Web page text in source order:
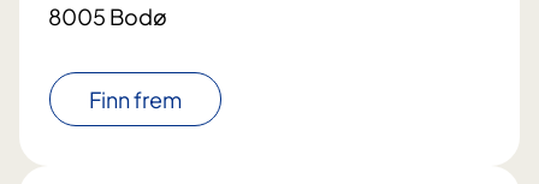
8005 Bodø
Finn frem